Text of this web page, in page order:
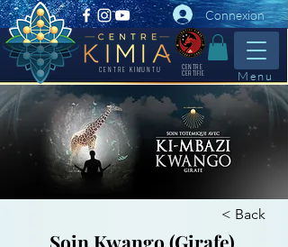
Menu
Connexion
CENTRE KIMUNTU CENTRE
CERTIFIE
Soin Kwango (Girafe)
< Back